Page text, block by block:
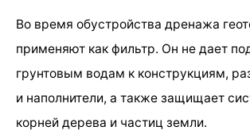
Во время обустройства дренажа
применяют как фильтр. Он не дает
грунтовым водам к конструкциям,
и наполнители, а также защищает
корней дерева и частиц земли.